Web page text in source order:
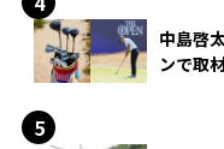
中島啓
ンで取